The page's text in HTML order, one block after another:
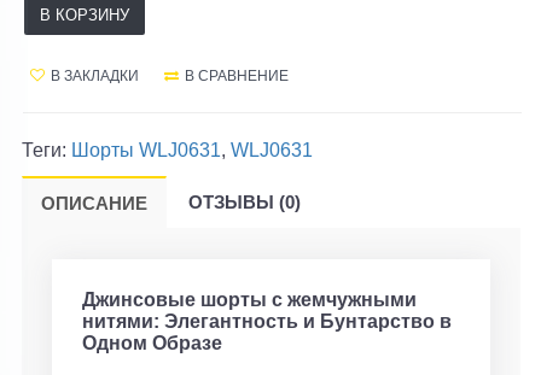
В КОРЗИНУ
В ЗАКЛАДКИ В СРАВНЕНИЕ
Теги: Шорты WLJ0631, WLJ0631
ОПИСАНИЕ ОТЗЫВЫ (0)
Джинсовые шорты с жемчужными
нитями: Элегантность и Бунтарство в
Одном Образе